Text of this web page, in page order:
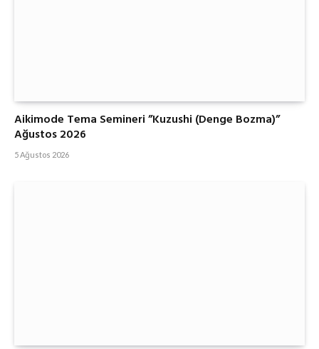
Aikimode Tema Semineri ”Kuzushi (Denge Bozma)”
Ağustos 2026
5 Ağustos 2026